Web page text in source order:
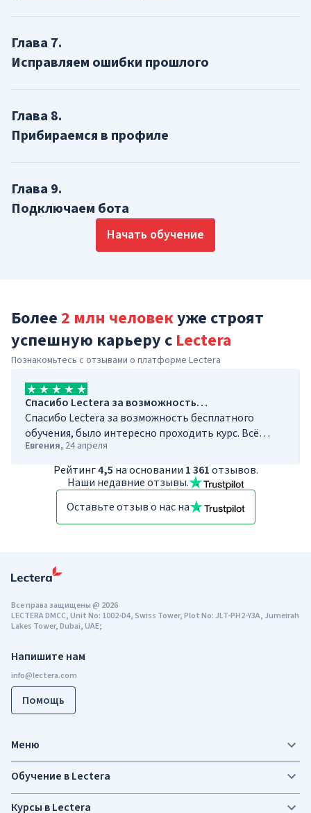
Глава 7.
Исправляем ошибки прошлого
Глава 8.
Прибираемся в профиле
Глава 9.
Подключаем бота
Начать обучение
Более 2 млн человекуже строят
успешную карьеру с Lectera
Познакомьтесь с отзывами о платформе Lectera
Спасибо Lectera за возможность…
Спасибо Lectera за возможность бесплатного
обучения, было интересно проходить курс. Всё
было изложено понятно и просто.
Евгения, 24 апреля
Рейтинг4,5 на основании 1 361отзывов.
Наши недавние отзывы.
Оставьте отзыв о нас на
Напишите нам
Помощь
Все права защищены@ 2026
LECTERA DMCC, Unit No: 1002-D4, Swiss Tower, Plot No: JLT-PH2-Y3A, Jumeirah
Lakes Tower, Dubai, UAE;
Меню
Обучение в Lectera
Курсы в Lectera